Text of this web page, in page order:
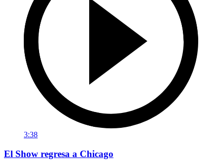
3:38
El Show regresa a Chicago